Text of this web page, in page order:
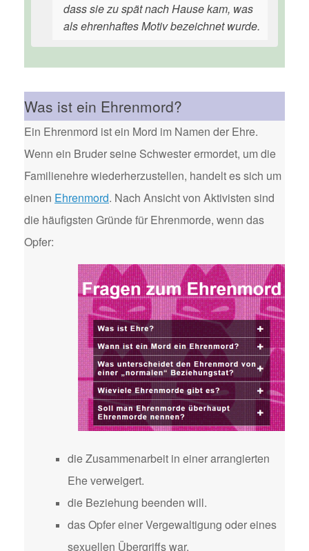
dass sie zu spät nach Hause kam, was
als ehrenhaftes Motiv bezeichnet wurde.
Was ist ein Ehrenmord?
Ein Ehrenmord ist ein Mord im Namen der Ehre.
Wenn ein Bruder seine Schwester ermordet, um die
Familienehre wiederherzustellen, handelt es sich um
einen Ehrenmord. Nach Ansicht von Aktivisten sind
die häufigsten Gründe für Ehrenmorde, wenn das
Opfer:
die Zusammenarbeit in einer arrangierten
Ehe verweigert.
die Beziehung beenden will.
das Opfer einer Vergewaltigung oder eines
sexuellen Übergriffs war.